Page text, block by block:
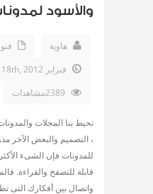
والأسود
هاوية
فبراير 18th, 2012
تحيط بنا المجلات
، التصميم والبعض الآخر
للمدونات فإن الشىء
قابلة للتصفح والقراءة.
واتصال بين أفكارك التى